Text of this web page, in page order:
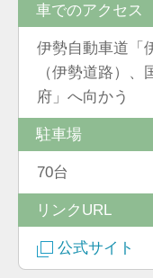
車でのアクセス
伊勢自動車道「
（伊勢道路）
府」へ向かう
駐車場
70台
リンクURL
公式サイト